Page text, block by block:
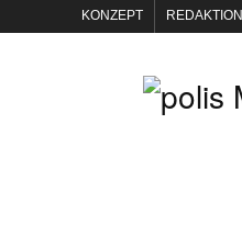
KONZEPT REDAKTION